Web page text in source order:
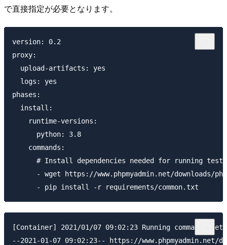
で直接指定が必要となります。
version: 0.2
proxy:
  upload-artifacts: yes
  logs: yes
phases:
  install:
    runtime-versions:
      python: 3.8
    commands:
      # Install dependencies needed for running tests
- wget https://www.phpmyadmin.net/downloads/
[Container] 2021/01/07 09:02:23 Running command
--2021-01-07 09:02:23-- https://www.phpmyadmin.net/